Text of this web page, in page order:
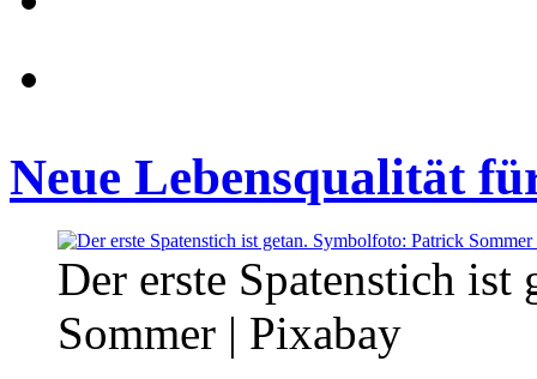
Neue Lebensqualität
Der erste Spatenstich
Sommer | Pixabay